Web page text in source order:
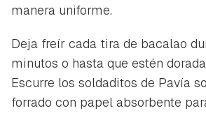
manera uniforme.
Deja freír cada tira de bacalao
minutos o hasta que estén
Escurre los soldaditos de Pavía
forrado con papel absorbente